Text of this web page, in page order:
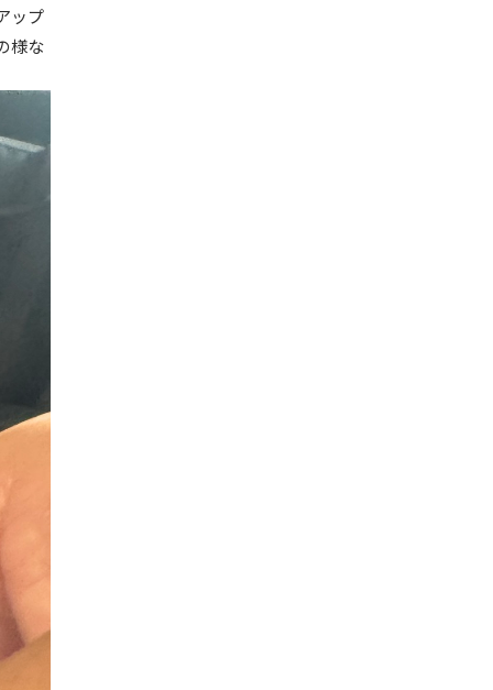
ップ
様な